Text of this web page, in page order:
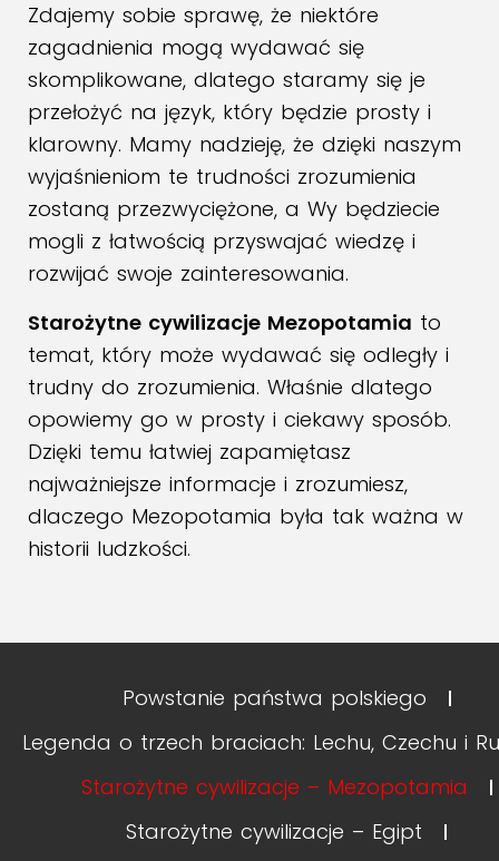
Zdajemy sobie sprawę, że niektóre
zagadnienia mogą wydawać się
skomplikowane, dlatego staramy się je
przełożyć na język, który będzie prosty i
klarowny. Mamy nadzieję, że dzięki naszym
wyjaśnieniom te trudności zrozumienia
zostaną przezwyciężone, a Wy będziecie
mogli z łatwością przyswajać wiedzę i
rozwijać swoje zainteresowania.
Starożytne cywilizacje Mezopotamia to
temat, który może wydawać się odległy i
trudny do zrozumienia. Właśnie dlatego
opowiemy go w prosty i ciekawy sposób.
Dzięki temu łatwiej zapamiętasz
najważniejsze informacje i zrozumiesz,
dlaczego Mezopotamia była tak ważna w
historii ludzkości.
Powstanie państwa polskiego
Legenda o trzech braciach: Lechu, Czechu i
Starożytne cywilizacje – Mezopotamia
Starożytne cywilizacje – Egipt